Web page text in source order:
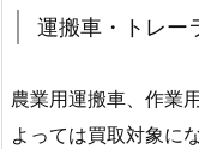
運搬車・トレー
農業用運搬車、作業
よっては買取対象に